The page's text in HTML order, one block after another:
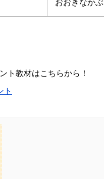
ト教材はこちらから！
ト